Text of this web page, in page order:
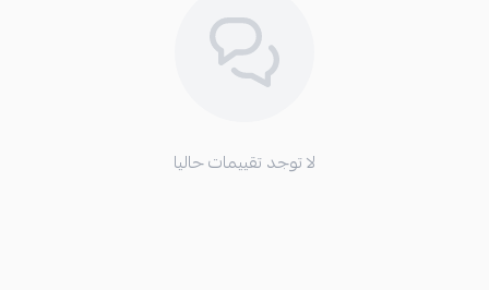
لا توجد تقييمات حاليا